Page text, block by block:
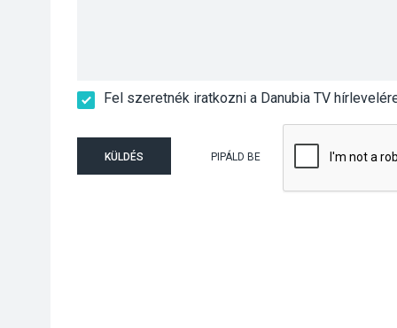
Fel szeretnék iratkozni a Danubia TV
KÜLDÉS PIPÁLD BE